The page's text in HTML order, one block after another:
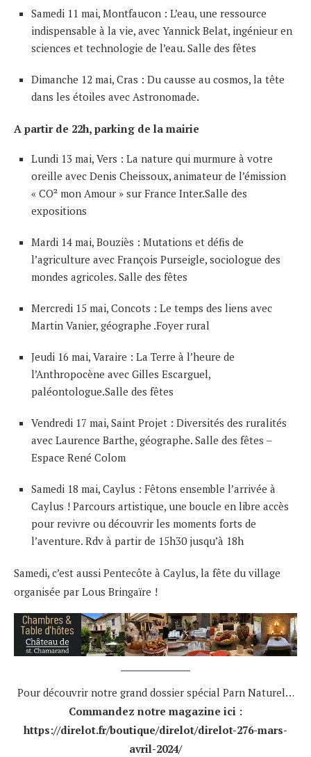
Samedi 11 mai, Montfaucon : L’eau, une ressource
indispensable à la vie, avec Yannick Belat, ingénieur en
sciences et technologie de l’eau. Salle des fêtes
Dimanche 12 mai, Cras : Du causse au cosmos, la tête
dans les étoiles avec Astronomade.
A partir de 22h, parking de la mairie
Lundi 13 mai, Vers : La nature qui murmure à votre
oreille avec Denis Cheissoux, animateur de l’émission
« CO² mon Amour » sur France Inter.Salle des
expositions
Mardi 14 mai, Bouziès : Mutations et défis de
l’agriculture avec François Purseigle, sociologue des
mondes agricoles. Salle des fêtes
Mercredi 15 mai, Concots : Le temps des liens avec
Martin Vanier, géographe .Foyer rural
Jeudi 16 mai, Varaire : La Terre à l’heure de
l’Anthropocène avec Gilles Escarguel,
paléontologue.Salle des fêtes
Vendredi 17 mai, Saint Projet : Diversités des ruralités
avec Laurence Barthe, géographe. Salle des fêtes –
Espace René Colom
Samedi 18 mai, Caylus : Fêtons ensemble l’arrivée à
Caylus ! Parcours artistique, une boucle en libre accès
pour revivre ou découvrir les moments forts de
l’aventure. Rdv à partir de 15h30 jusqu’à 18h
Samedi, c’est aussi Pentecôte à Caylus, la fête du village
organisée par Lous Bringaïre !
Pour découvrir notre grand dossier spécial Parn Naturel…
Commandez notre magazine ici :
https://direlot.fr/boutique/direlot/direlot-276-mars-
avril-2024/